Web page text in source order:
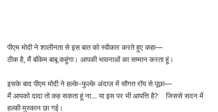
पीएम मोदी ने शालीनता से इस बात को स्वीकार करते हुए कहा—
ठीक है, मैं बंकिम बाबू कहूंगा। आपकी भावनाओं का सम्मान करता हूं।
इसके बाद पीएम मोदी ने हल्के-फुल्के अंदाज़ में सौगत रॉय से पूछा—
मैं आपको दादा तो कह सकता हूं ना… या इस पर भी आपत्ति है? जिससे सदन में
हल्की मुस्कान छा गई।